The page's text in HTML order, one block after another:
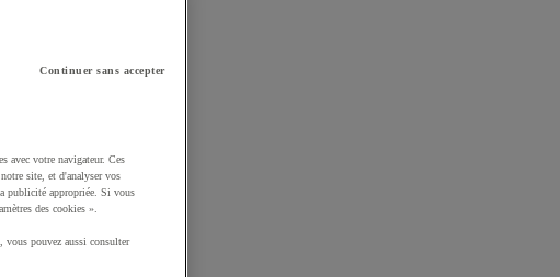
Continuer sans accepter
avec votre navigateur. Ces
site, et d'analyser vos
publicité appropriée. Si vous
des cookies ».
vous pouvez aussi consulter